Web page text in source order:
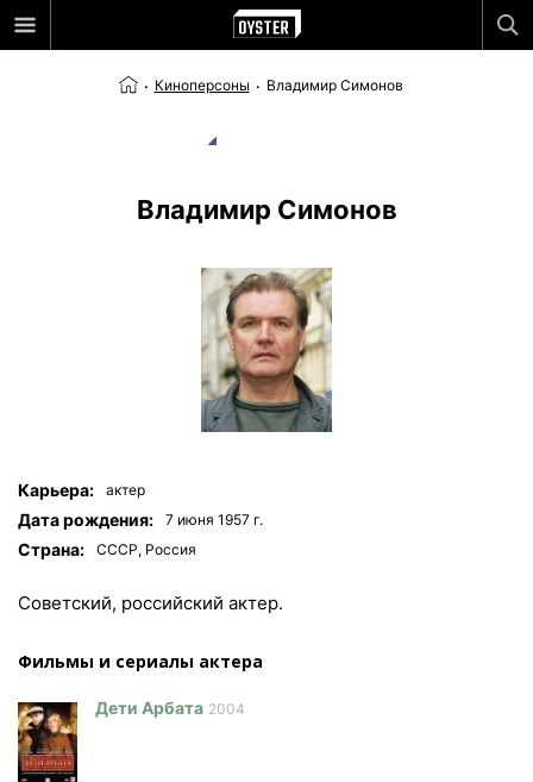
Киноперсоны Владимир Симонов
Владимир Симонов
Карьера: актер
Дата рождения: 7 июня 1957 г.
Страна: СССР, Россия
Советский, российский актер.
Фильмы и сериалы актера
Дети Арбата 2004